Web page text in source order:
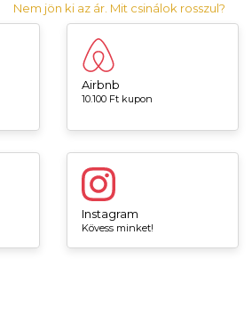
Nem jön ki az ár. Mit csinálok rosszul?
Airbnb
10.100 Ft kupon
Instagram
Kövess minket!